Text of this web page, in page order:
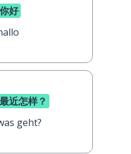
你好
最近怎样？
geht?